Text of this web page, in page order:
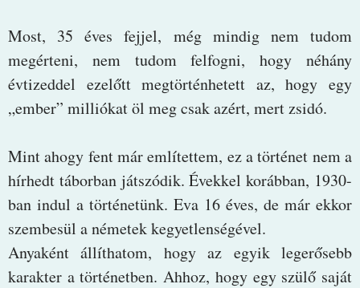
Most, 35 éves fejjel, még mindig nem tudom
megérteni, nem tudom felfogni, hogy néhány
évtizeddel ezelőtt megtörténhetett az, hogy egy
„ember” milliókat öl meg csak azért, mert zsidó.
Mint ahogy fent már említettem, ez a történet nem a
hírhedt táborban játszódik. Évekkel korábban, 1930-
ban indul a történetünk. Eva 16 éves, de már ekkor
szembesül a németek kegyetlenségével.
Anyaként állíthatom, hogy az egyik legerősebb
karakter a történetben. Ahhoz, hogy egy szülő saját